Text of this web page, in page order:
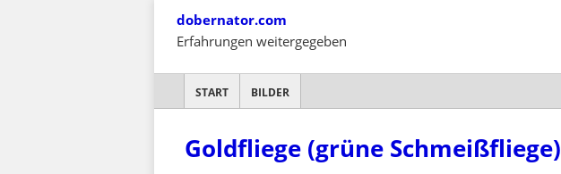
dobernator.com
Erfahrungen weitergegeben
SKIP TO CONTENT
START BILDER
Goldfliege (grüne Schmeißfliege)